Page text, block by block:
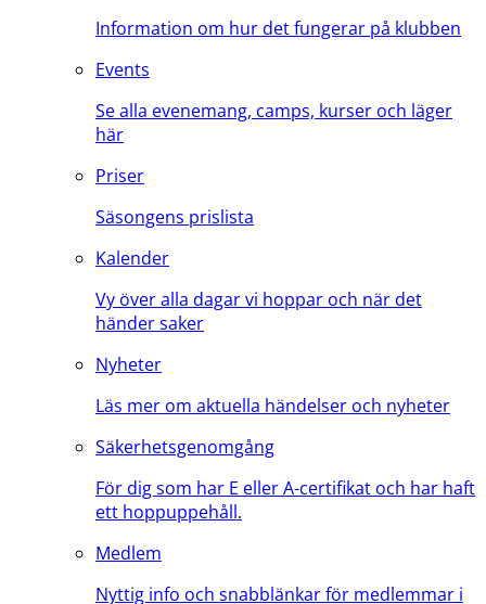
Information om hur det fungerar på klubben
Events
Se alla evenemang, camps, kurser och läger
här
Priser
Säsongens prislista
Kalender
Vy över alla dagar vi hoppar och när det
händer saker
Nyheter
Läs mer om aktuella händelser och nyheter
Säkerhetsgenomgång
För dig som har E eller A-certifikat och har haft
ett hoppuppehåll.
Medlem
Nyttig info och snabblänkar för medlemmar i